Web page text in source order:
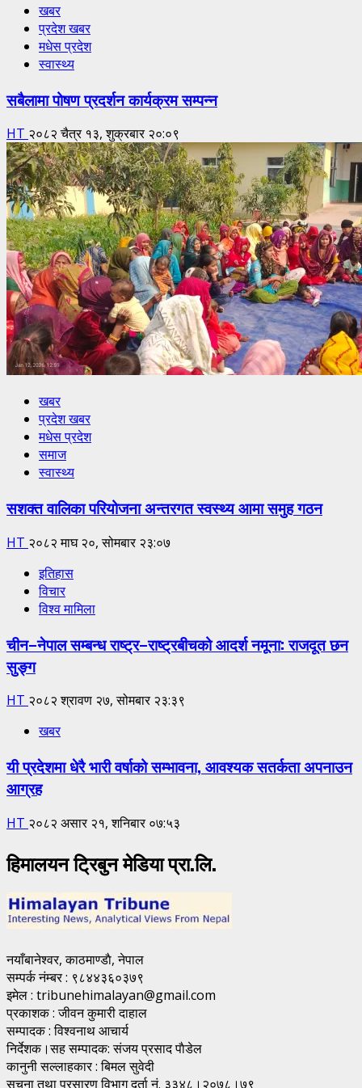
खबर
प्रदेश खबर
मधेस प्रदेश
स्वास्थ्य
सबैलामा पोषण प्रदर्शन कार्यक्रम सम्पन्न
HT २०८२ चैत्र १३, शुक्रबार २०:०९
खबर
प्रदेश खबर
मधेस प्रदेश
समाज
स्वास्थ्य
सशक्त वालिका परियोजना अन्तरगत स्वस्थ्य आमा समुह गठन
HT २०८२ माघ २०, सोमबार २३:०७
इतिहास
विचार
विश्व मामिला
चीन–नेपाल सम्बन्ध राष्ट्र–राष्ट्रबीचको आदर्श नमूना: राजदूत छन
सुङ्ग
HT २०८२ श्रावण २७, सोमबार २३:३९
खबर
यी प्रदेशमा धेरै भारी वर्षाको सम्भावना, आवश्यक सतर्कता अपनाउन
आग्रह
HT २०८२ असार २१, शनिबार ०७:५३
हिमालयन ट्रिबुन मेडिया प्रा.लि.
नयाँबानेश्वर, काठमाण्डाै, नेपाल
सम्पर्क नंम्बर : ९८४४३६०३७९
इमेल : tribunehimalayan@gmail.com
प्रकाशक : जीवन कुमारी दाहाल
सम्पादक : विश्वनाथ आचार्य
निर्देशक।सह सम्पादक: संजय प्रसाद पाैडेल
कानुनी सल्लाहकार : बिमल सुवेदी
सूचना तथा प्रसारण विभाग दर्ता नं. ३३४८।२०७८।७९